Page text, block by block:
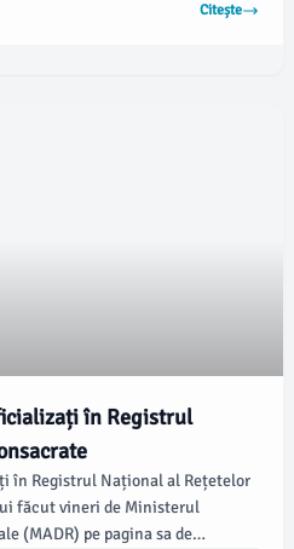
prețul mai ridicat.
Citește
în Registrul
în Registrul Național al Rețetelor
făcut vineri de Ministerul
(MADR) pe pagina sa de